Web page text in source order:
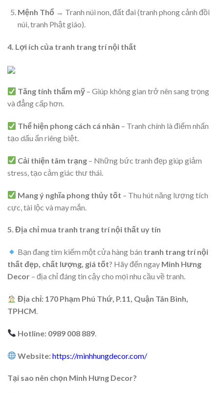
Mệnh Thổ → Tranh núi non, đất đai (tranh phong cảnh đồi
núi, tranh Phật giáo).
4. Lợi ích của tranh trang trí nội thất
Tăng tính thẩm mỹ – Giúp không gian trở nên sang trọng
và đẳng cấp hơn.
Thể hiện phong cách cá nhân – Tranh chính là điểm nhấn
tạo dấu ấn riêng biệt.
Cải thiện tâm trạng – Những bức tranh đẹp giúp giảm
stress, tạo cảm giác thư thái.
Mang ý nghĩa phong thủy tốt – Thu hút năng lượng tích
cực, tài lộc và may mắn.
5. Địa chỉ mua tranh trang trí nội thất uy tín
Bạn đang tìm kiếm một cửa hàng bán tranh trang trí nội
thất đẹp, chất lượng, giá tốt? Hãy đến ngay Minh Hưng
Decor – địa chỉ đáng tin cậy cho mọi nhu cầu về tranh.
Địa chỉ: 170 Phạm Phú Thứ, P.11, Quận Tân Bình,
TPHCM.
Hotline: 0989 008 889.
Website:https://minhhungdecor.com/
Tại sao nên chọn Minh Hưng Decor?